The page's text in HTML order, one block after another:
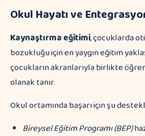
Okul Hayatı ve
Kaynaştırma eğitimi, çocuklarda
bozukluğu için en yaygın eğitim
çocukların akranlarıyla birlikte
olanak tanır.
Okul ortamında başarı için şu
Bireysel Eğitim Programı (BEP)